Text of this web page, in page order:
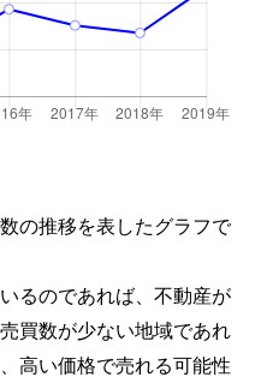
の推移を表したグラフで
るのであれば、不動産が
買数が少ない地域であれ
高い価格で売れる可能性